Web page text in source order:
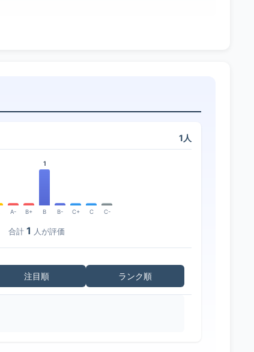
1人
A- B+
1
B B- C+ C C-
合計 1 人が評価
注目順 ランク順